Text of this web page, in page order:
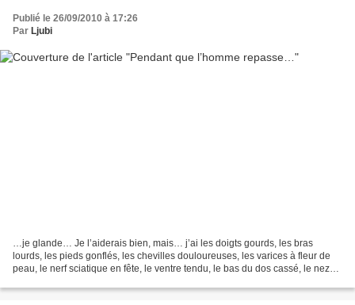
Publié le 26/09/2010 à 17:26
Par Ljubi
…je glande… Je l’aiderais bien, mais… j’ai les doigts gourds, les bras
lourds, les pieds gonflés, les chevilles douloureuses, les varices à fleur de
peau, le nerf sciatique en fête, le ventre tendu, le bas du dos cassé, le nez